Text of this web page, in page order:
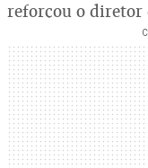
reforçou o diretor